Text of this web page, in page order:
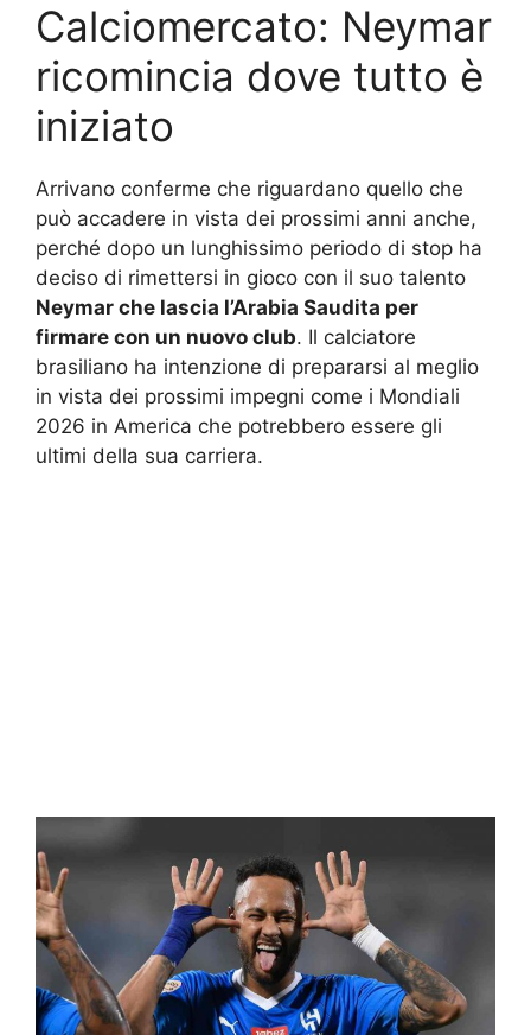
Calciomercato: Neymar
ricomincia dove tutto è
iniziato
Arrivano conferme che riguardano quello che
può accadere in vista dei prossimi anni anche,
perché dopo un lunghissimo periodo di stop ha
deciso di rimettersi in gioco con il suo talento
Neymar che lascia l’Arabia Saudita per
firmare con un nuovo club. Il calciatore
brasiliano ha intenzione di prepararsi al meglio
in vista dei prossimi impegni come i Mondiali
2026 in America che potrebbero essere gli
ultimi della sua carriera.